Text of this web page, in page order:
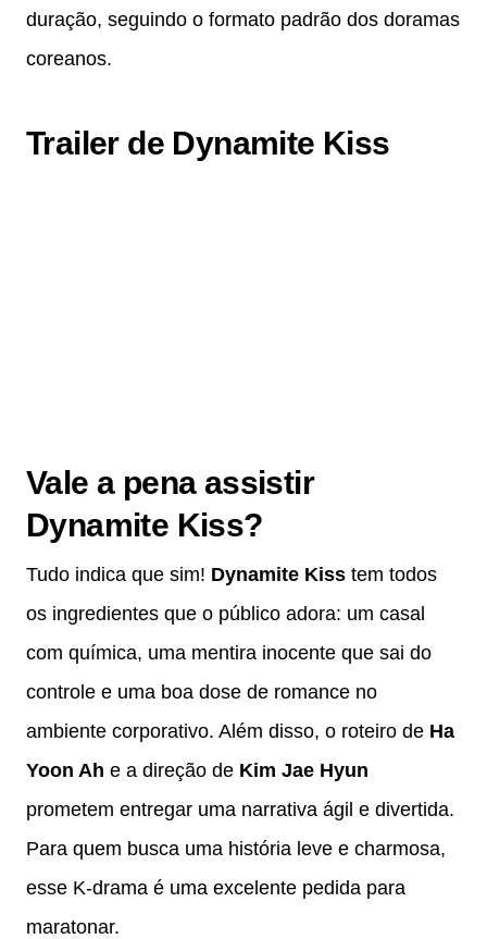
duração, seguindo o formato padrão dos doramas
coreanos.
Trailer de Dynamite Kiss
Vale a pena assistir
Dynamite Kiss?
Tudo indica que sim! Dynamite Kiss tem todos
os ingredientes que o público adora: um casal
com química, uma mentira inocente que sai do
controle e uma boa dose de romance no
ambiente corporativo. Além disso, o roteiro de Ha
Yoon Ah e a direção de Kim Jae Hyun
prometem entregar uma narrativa ágil e divertida.
Para quem busca uma história leve e charmosa,
esse K-drama é uma excelente pedida para
maratonar.